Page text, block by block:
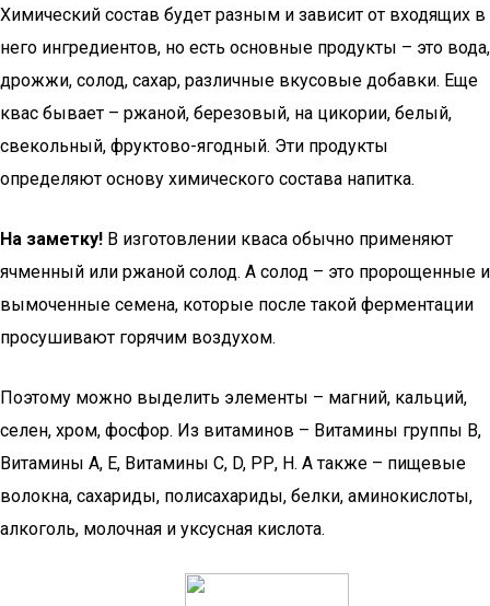
Химический состав будет разным и зависит от входящих в
него ингредиентов, но есть основные продукты – это вода,
дрожжи, солод, сахар, различные вкусовые добавки. Еще
квас бывает – ржаной, березовый, на цикории, белый,
свекольный, фруктово-ягодный. Эти продукты
определяют основу химического состава напитка.
На заметку! В изготовлении кваса обычно применяют
ячменный или ржаной солод. А солод – это пророщенные и
вымоченные семена, которые после такой ферментации
просушивают горячим воздухом.
Поэтому можно выделить элементы – магний, кальций,
селен, хром, фосфор. Из витаминов – Витамины группы В,
Витамины А, Е, Витамины С, D, РР, Н. А также – пищевые
волокна, сахариды, полисахариды, белки, аминокислоты,
алкоголь, молочная и уксусная кислота.